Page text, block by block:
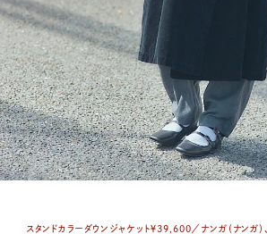
スタンドカラーダウンジャケット￥39,600／ナンガ（ナンガ）